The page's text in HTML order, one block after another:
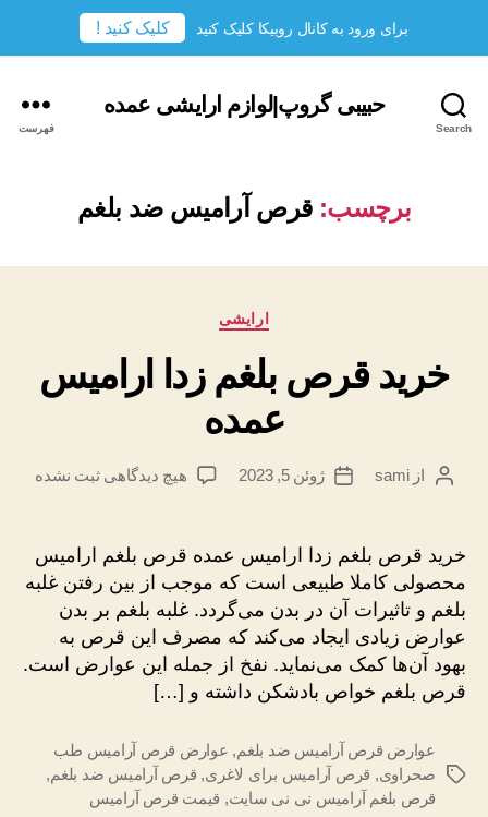
Search
حبیبی گروپ|لوازم ارایشی عمده
فهرست
برچسب: قرص آرامیس ضد بلغم
دسته‌ها
ارایشی
خرید قرص بلغم زدا ارامیس
عمده
نویسندهٔ
ازsami
تاریخژوئن 5, 2023 هیچ دیدگاهیبرای
بلغم
زدا
ارامیس
عمده
ثبت نشده
خرید قرص بلغم زدا ارامیس عمده قرص بلغم ارامیس
محصولی کاملا طبیعی است که موجب از بین رفتن غلبه
بلغم و تاثیرات آن در بدن می‌گردد. غلبه بلغم بر بدن
عوارض زیادی ایجاد می‌کند که مصرف این قرص به
بهود آن‌ها کمک می‌نماید. نفخ از جمله این عوارض است.
قرص بلغم خواص بادشکن داشته و […]
برچسب‌ها
عوارض قرص آرامیس ضد بلغم, عوارض قرص آرامیس طب
صحراوی, قرص آرامیس برای لاغری, قرص آرامیس ضد بلغم,
قرص بلغم آرامیس نی نی سایت, قیمت قرص آرامیس
برای ورود به کانال روبیکا کلیک کنید کلیک کنید !